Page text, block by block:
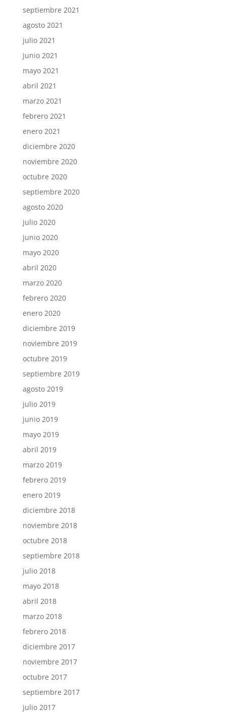
septiembre 2021
agosto 2021
julio 2021
junio 2021
mayo 2021
abril 2021
marzo 2021
febrero 2021
enero 2021
diciembre 2020
noviembre 2020
octubre 2020
septiembre 2020
agosto 2020
julio 2020
junio 2020
mayo 2020
abril 2020
marzo 2020
febrero 2020
enero 2020
diciembre 2019
noviembre 2019
octubre 2019
septiembre 2019
agosto 2019
julio 2019
junio 2019
mayo 2019
abril 2019
marzo 2019
febrero 2019
enero 2019
diciembre 2018
noviembre 2018
octubre 2018
septiembre 2018
julio 2018
mayo 2018
abril 2018
marzo 2018
febrero 2018
diciembre 2017
noviembre 2017
octubre 2017
septiembre 2017
julio 2017